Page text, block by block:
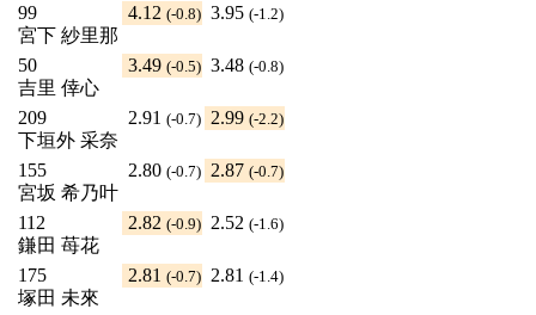
99
宮下 紗里那
4.12 (-0.8) 3.95 (-1.2)
50
吉里 倖心
3.49 (-0.5) 3.48 (-0.8)
209
下垣外 采奈
2.91 (-0.7) 2.99 (-2.2)
155
宮坂 希乃叶
2.80 (-0.7) 2.87 (-0.7)
112
鎌田 苺花
2.82 (-0.9) 2.52 (-1.6)
175
塚田 未來
2.81 (-0.7) 2.81 (-1.4)